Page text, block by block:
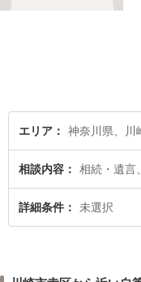
エリア 神奈川県、川
相談内容 相続・遺言
詳細条件 未選択